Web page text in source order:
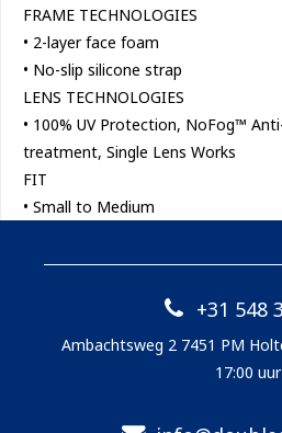
FRAME TECHNOLOGIES
• 2-layer face foam
• No-slip silicone strap
LENS TECHNOLOGIES
• 100% UV Protection, NoFog™
treatment, Single Lens Works
FIT
• Small to Medium
+31 548
Ambachtsweg 2 7451 PM
17:00 uur